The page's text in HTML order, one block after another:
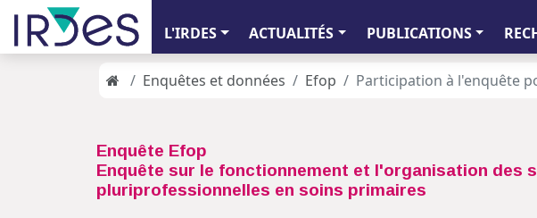
L'IRDES ACTUALITÉS PUBLICATIONS
Enquêtes et données Efop Participation à l'enquête
Enquête Efop
Enquête sur le fonctionnement et l'organisation des
pluriprofessionnelles en soins primaires